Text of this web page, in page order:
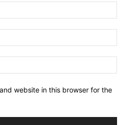
website in this browser for the